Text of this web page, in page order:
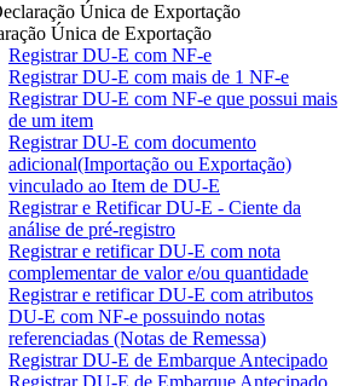
Única de Exportação
Única de Exportação
Registrar DU-E com NF-e
Registrar DU-E com mais de 1 NF-e
Registrar DU-E com NF-e que possui mais
de um item
Registrar DU-E com documento
adicional(Importação ou Exportação)
vinculado ao Item de DU-E
Registrar e Retificar DU-E - Ciente da
análise de pré-registro
Registrar e retificar DU-E com nota
complementar de valor e/ou quantidade
Registrar e retificar DU-E com atributos
DU-E com NF-e possuindo notas
referenciadas (Notas de Remessa)
Registrar DU-E de Embarque Antecipado
Registrar DU-E de Embarque Antecipado